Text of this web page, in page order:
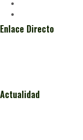
Enlace Directo
Actualidad